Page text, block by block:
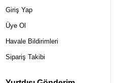
Giriş Yap
Üye Ol
Havale Bildirimleri
Sipariş Takibi